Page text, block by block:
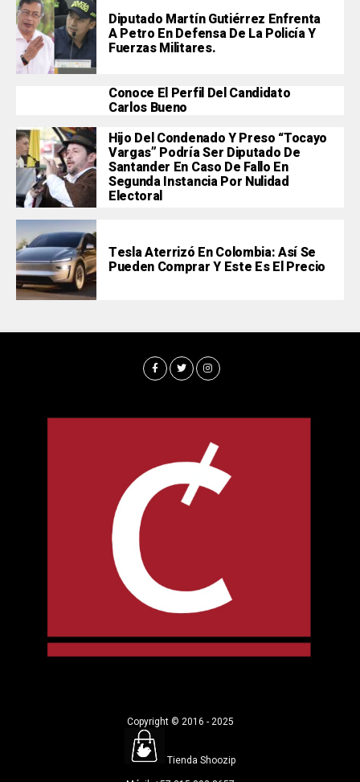
Diputado Martín Gutiérrez Enfrenta
A Petro En Defensa De La Policía Y
Fuerzas Militares.
Conoce El Perfil Del Candidato
Carlos Bueno
Hijo Del Condenado Y Preso “Tocayo
Vargas” Podría Ser Diputado De
Santander En Caso De Fallo En
Segunda Instancia Por Nulidad
Electoral
Tesla Aterrizó En Colombia: Así Se
Pueden Comprar Y Este Es El Precio
Copyright © 2016 - 2025
Tienda Shoozip